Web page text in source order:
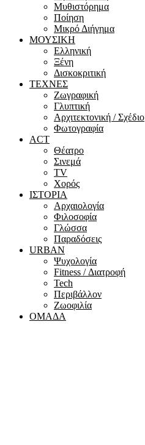
Μυθιστόρημα
Ποίηση
Μικρό Διήγημα
ΜΟΥΣΙΚΗ
Ελληνική
Ξένη
Δισκοκριτική
ΤΕΧΝΕΣ
Ζωγραφική
Γλυπτική
Αρχιτεκτονική / Σχέδιο
Φωτογραφία
ACT
Θέατρο
Σινεμά
ΤV
Χορός
ΙΣΤΟΡΙΑ
Αρχαιολογία
Φιλοσοφία
Γλώσσα
Παραδόσεις
URBAN
Ψυχολογία
Fitness / Διατροφή
Tech
Περιβάλλον
Ζωοφιλία
ΟΜΑΔΑ